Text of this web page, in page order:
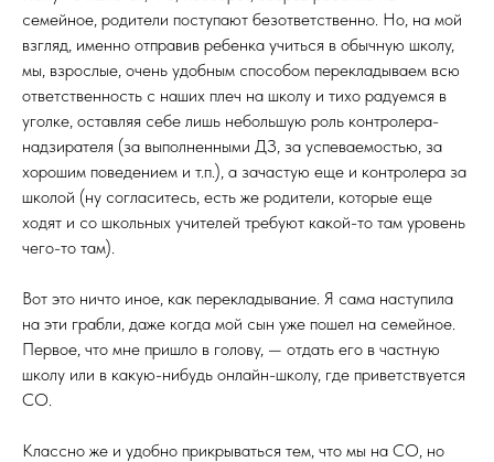
семейное, родители поступают безответственно. Но, на мой
взгляд, именно отправив ребенка учиться в обычную школу,
мы, взрослые, очень удобным способом перекладываем всю
ответственность с наших плеч на школу и тихо радуемся в
уголке, оставляя себе лишь небольшую роль контролера-
надзирателя (за выполненными ДЗ, за успеваемостью, за
хорошим поведением и т.п.), а зачастую еще и контролера за
школой (ну согласитесь, есть же родители, которые еще
ходят и со школьных учителей требуют какой-то там уровень
чего-то там).
Вот это ничто иное, как перекладывание. Я сама наступила
на эти грабли, даже когда мой сын уже пошел на семейное.
Первое, что мне пришло в голову, — отдать его в частную
школу или в какую-нибудь онлайн-школу, где приветствуется
СО.
Классно же и удобно прикрываться тем, что мы на СО, но